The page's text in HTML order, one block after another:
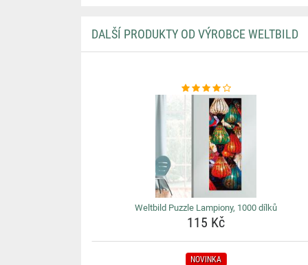
DALŠÍ PRODUKTY OD VÝROBCE WELTBILD
Weltbild Puzzle Lampiony, 1000 dílků
115 Kč
NOVINKA